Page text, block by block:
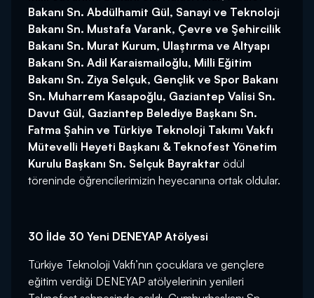
Bakanı Sn. Abdülhamit Gül, Sanayi ve Teknoloji
Bakanı Sn. Mustafa Varank, Çevre ve Şehircilik
Bakanı Sn. Murat Kurum, Ulaştırma ve Altyapı
Bakanı Sn. Adil Karaismailoğlu, Milli Eğitim
Bakanı Sn. Ziya Selçuk, Gençlik ve Spor Bakanı
Sn. Muharrem Kasapoğlu, Gaziantep Valisi Sn.
Davut Gül, Gaziantep Belediye Başkanı Sn.
Fatma Şahin ve Türkiye Teknoloji Takımı Vakfı
Mütevelli Heyeti Başkanı & Teknofest Yönetim
Kurulu Başkanı Sn. Selçuk Bayraktar ödül
töreninde öğrencilerimizin heyecanına ortak oldular.
30 İlde 30 Yeni DENEYAP Atölyesi
Türkiye Teknoloji Vakfı’nın çocuklara ve gençlere
eğitim verdiği DENEYAP atölyelerinin yenileri